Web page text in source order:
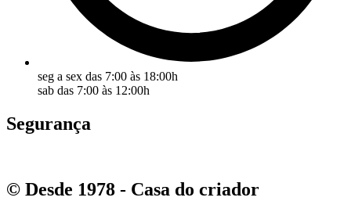
seg a sex das 7:00 às 18:00h
sab das 7:00 às 12:00h
Segurança
© Desde 1978 - Casa do criador